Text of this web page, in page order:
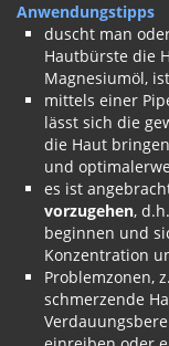
Anwendungstipps
duscht man
Hautbürste die
Magnesiumöl,
mittels einer
lässt sich die
die Haut
und
es ist
vorzugehen,
beginnen und
Konzentration
Problemzonen,
schmerzende